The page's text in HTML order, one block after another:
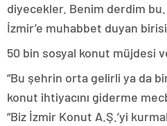
diyecekler. Benim derdim bu.
İzmir’e muhabbet duyan
50 bin sosyal konut müjdesi
“Bu şehrin orta gelirli ya da
konut ihtiyacını giderme
“Biz İzmir Konut A.Ş.’yi